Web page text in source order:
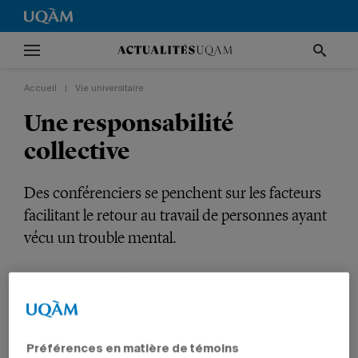
Accueil Vie universitaire
Une responsabilité
collective
Des conférenciers se penchent sur les facteurs
facilitant le retour au travail de personnes ayant
vécu un trouble mental.
Préférences en matière de témoins